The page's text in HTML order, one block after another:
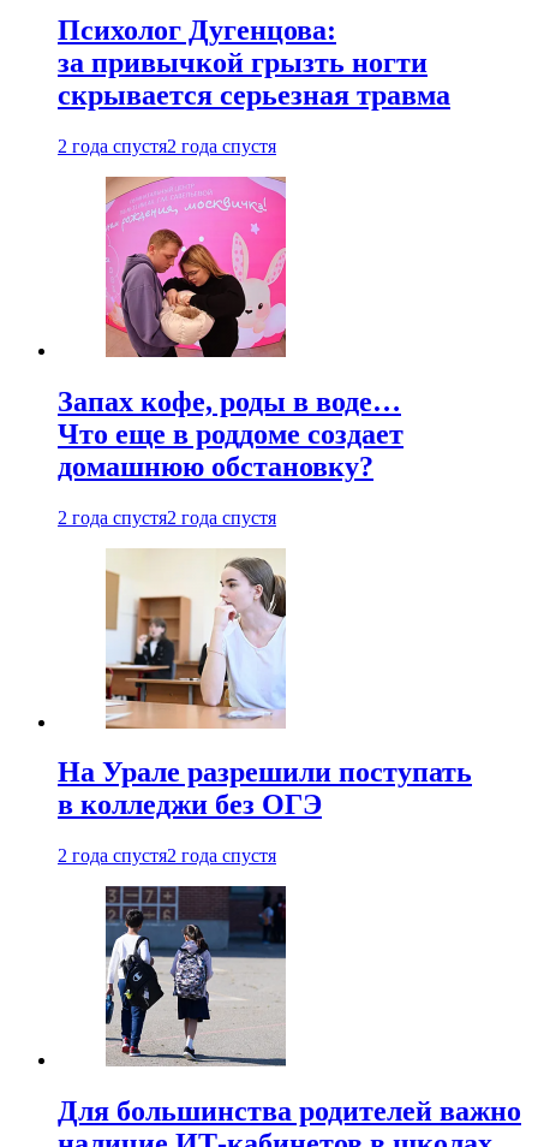
Психолог Дугенцова:
за привычкой грызть ногти
скрывается серьезная травма
2 года спустя2 года спустя
Запах кофе, роды в воде…
Что еще в роддоме создает
домашнюю обстановку?
2 года спустя2 года спустя
На Урале разрешили поступать
в колледжи без ОГЭ
2 года спустя2 года спустя
Для большинства родителей важно